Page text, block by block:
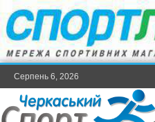
Серпень 6, 2026